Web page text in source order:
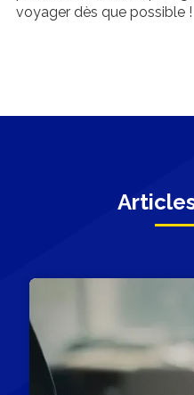
voyager dès que possible !